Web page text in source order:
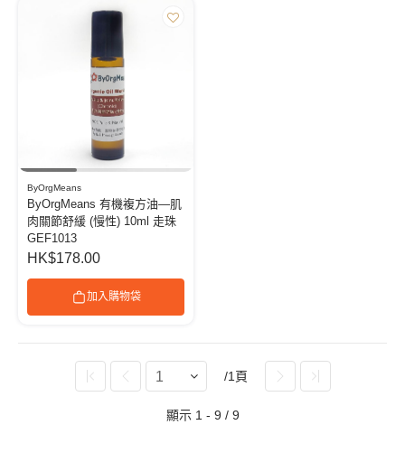
ByOrgMeans
ByOrgMeans 有機複方油—肌
肉關節舒緩 (慢性) 10ml 走珠
GEF1013
HK$178.00
加入購物袋
顯示 1 - 9 / 9
/1頁